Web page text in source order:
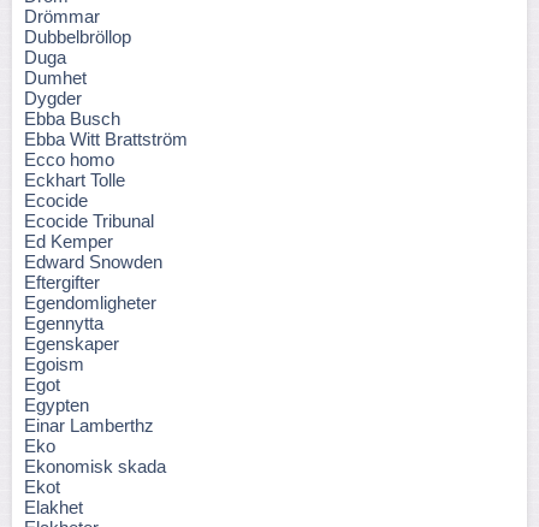
Drömmar
Dubbelbröllop
Duga
Dumhet
Dygder
Ebba Busch
Ebba Witt Brattström
Ecco homo
Eckhart Tolle
Ecocide
Ecocide Tribunal
Ed Kemper
Edward Snowden
Eftergifter
Egendomligheter
Egennytta
Egenskaper
Egoism
Egot
Egypten
Einar Lamberthz
Eko
Ekonomisk skada
Ekot
Elakhet